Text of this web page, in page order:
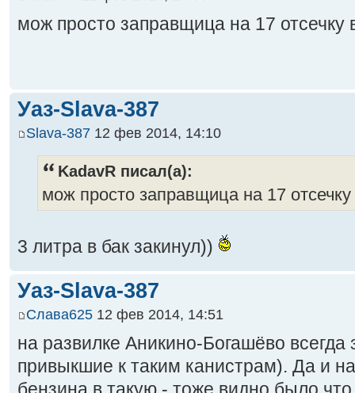
мож просто заправщица на 17 отсечку
Уаз-Slava-387
Slava-387 12 фев 2014, 14:10
KadavR писал(а):
мож просто заправщица на 17
3 литра в бак закинул))
Уаз-Slava-387
Слава625 12 фев 2014, 14:51
на развилке Аникино-Богашёво
привыкшие к таким канистрам). Да и
бензина в такую - тоже видно было